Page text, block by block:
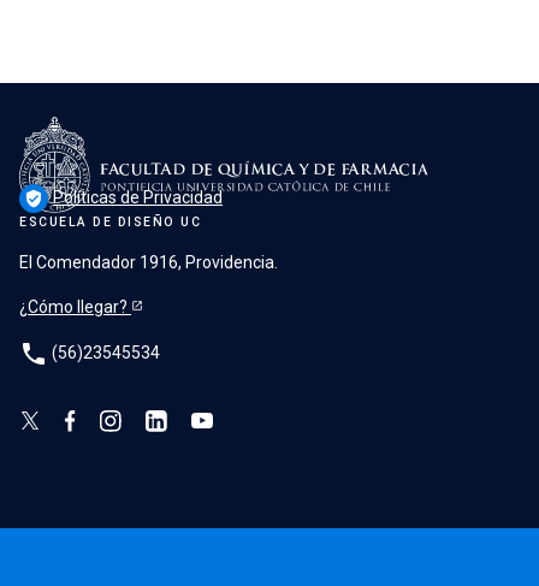
verified_user Políticas de Privacidad
ESCUELA DE DISEÑO UC
El Comendador 1916, Providencia.
¿Cómo llegar?
phone (56)23545534